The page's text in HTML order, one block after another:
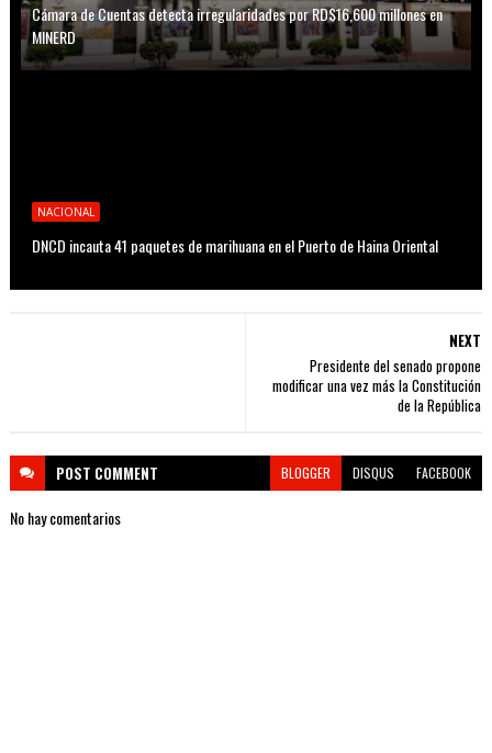
Cámara de Cuentas detecta irregularidades por RD$16,600 millones en
MINERD
NACIONAL
DNCD incauta 41 paquetes de marihuana en el Puerto de Haina Oriental
NEXT
Presidente del senado propone
modificar una vez más la Constitución
de la República
POST COMMENT BLOGGER DISQUS FACEBOOK
No hay comentarios